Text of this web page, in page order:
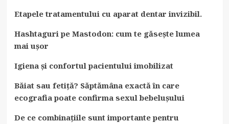
Etapele tratamentului cu aparat dentar invizibil.
Hashtaguri pe Mastodon: cum te găsește lumea
mai ușor
Igiena și confortul pacientului imobilizat
Băiat sau fetiță? Săptămâna exactă în care
ecografia poate confirma sexul bebelușului
De ce combinațiile sunt importante pentru